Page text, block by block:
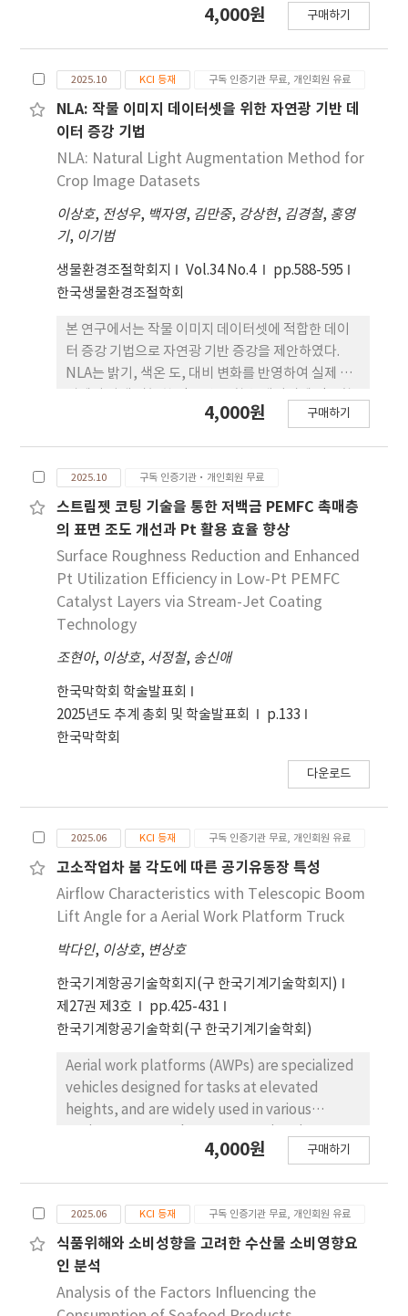
fuel cell system in the vehicle cargo area, and
its efficient flow field resulted in cooling
speed. Hence overall heat release
characteristics of the hydrogen fuel cell
system are strongly associated with various
air flow behavior formed around the compact
special vehicle including cargo area.
4,000원 구매하기
2025.10 KCI 등재 구독 인증기관 무료, 개인회원 유료
NLA: 작물 이미지 데이터셋을 위한 자연광 기반 데
이터 증강 기법
NLA: Natural Light Augmentation Method for
Crop Image Datasets
이상호, 전성우, 백자영, 김만중, 강상현, 김경철, 홍영
기, 이기범
생물환경조절학회지 Vol.34 No.4
pp.588-595
한국생물환경조절학회
본 연구에서는 작물 이미지 데이터셋에 적합한 데이
터 증강 기법으로 자연광 기반 증강을 제안하였다.
NLA는 밝기, 색온 도, 대비 변화를 반영하여 실제 환
으로써, 기존 YOLO 기본 증강 대비 더욱 현실적인 학
Baseline 대비 전반적인 성능 향상을 보였다. 또한
Baseline에 서 학습 후반부에 나타난 성능 저하나 불
안정성이 NLA에서 는 완화되어, 제안 기법이 과적합
방지와 학습 안정성 유지에 도 효과적임을 입증하였
다. PatchSwap은 Mosaic의 한계를 보완하기 위한
보조적 시도로 실험에 포함되었으나, 종합적 인 성능
향상에는 뚜렷한 기여를 하지 못하였다. 본 연구 결과
는 작물 이미지에서 실제 광조건을 반영한 데 이터 증
강의 필요성과 유효성을 보여주었으며, 이는 향후 다
시한다. 앞으로는 NLA의 적용 범위를 확대하고, 다른
딥러닝 모델 및 추가적인 농업 데이터셋에 대한 성능
검증을 통해 본 기법의 범용성과 실효성을 더욱 강화
4,000원 구매하기
2025.10 구독 인증기관·개인회원 무료
스트림젯 코팅 기술을 통한 저백금 PEMFC 촉매층
의 표면 조도 개선과 Pt 활용 효율 향상
Surface Roughness Reduction and Enhanced
Pt Utilization Efficiency in Low-Pt PEMFC
Catalyst Layers via Stream-Jet Coating
Technology
조현아, 이상호, 서정철, 송신애
한국막학회 학술발표회
2025년도 추계 총회 및 학술발표회
p.133
한국막학회
다운로드
2025.06 KCI 등재 구독 인증기관 무료, 개인회원 유료
고소작업차 붐 각도에 따른 공기유동장 특성
Airflow Characteristics with Telescopic Boom
Lift Angle for a Aerial Work Platform Truck
박다인, 이상호, 변상호
한국기계항공기술학회지(구 한국기계기술학회지)
제27권 제3호
pp.425-431
한국기계항공기술학회(구 한국기계기술학회)
Aerial work platforms (AWPs) are specialized
vehicles designed for tasks at elevated
heights, and are widely used in various
road maintenance, and high-altitude
investigate the airflow field, drag force, and
torque characteristics around an AWP. The
simulation results showed that the overall
airflow velocity decreased as it passed over
the vehicle and boom, while it increased
4,000원 구매하기
2025.06 KCI 등재 구독 인증기관 무료, 개인회원 유료
식품위해와 소비성향을 고려한 수산물 소비영향요
인 분석
Analysis of the Factors Influencing the